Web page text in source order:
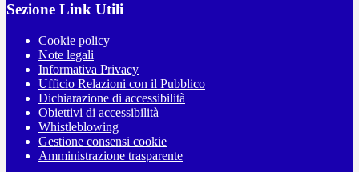
Sezione Link Utili
Cookie policy
Note legali
Informativa Privacy
Ufficio Relazioni con il Pubblico
Dichiarazione di accessibilità
Obiettivi di accessibilità
Whistleblowing
Gestione consensi cookie
Amministrazione trasparente